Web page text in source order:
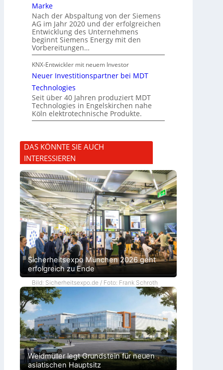
Marke
Nach der Abspaltung von der Siemens
AG im Jahr 2020 und der erfolgreichen
Entwicklung des Unternehmens
beginnt Siemens Energy mit den
Vorbereitungen…
KNX-Entwickler mit neuem Investor
Neuer Investitionspartner bei MDT
Technologies
Seit über 40 Jahren produziert MDT
Technologies in Engelskirchen nahe
Köln elektrotechnische Produkte.
DAS KÖNNTE SIE AUCH
INTERESSIEREN
Sicherheitsexpo München 2026 geht
erfolgreich zu Ende
Bild: Sicherheitsexpo.de / Foto: Frank Schroth
Weidmüller legt Grundstein für neuen
asiatischen Hauptsitz